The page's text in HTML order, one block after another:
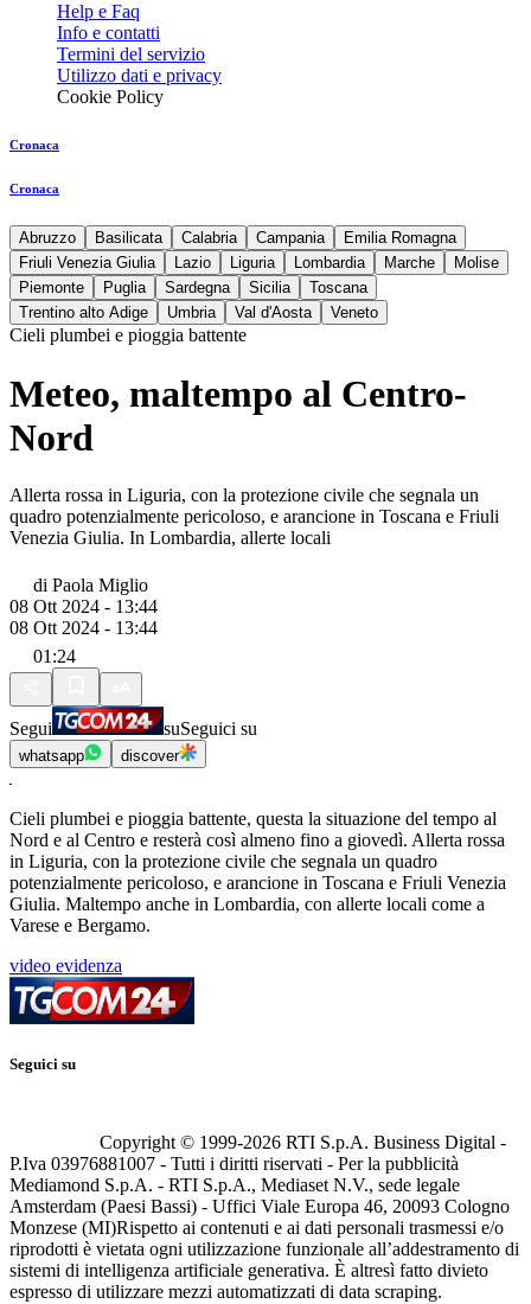
Help e Faq
Info e contatti
Termini del servizio
Utilizzo dati e privacy
Cookie Policy
Cronaca
Cronaca
Abruzzo Basilicata Calabria Campania
Emilia Romagna
Friuli Venezia Giulia
Lazio Liguria Lombardia Marche
Molise
Piemonte
Puglia Sardegna Sicilia
Toscana
Trentino alto Adige
Umbria Val d'Aosta Veneto
Cieli plumbei e pioggia battente
Meteo, maltempo al Centro-
Nord
Allerta rossa in Liguria, con la protezione civile che segnala un
quadro potenzialmente pericoloso, e arancione in Toscana e Friuli
Venezia Giulia. In Lombardia, allerte locali
di Paola Miglio
08 Ott 2024 - 13:44
08 Ott 2024 - 13:44
01:24
Segui suSeguici su
whatsapp discover
Cieli plumbei e pioggia battente, questa la situazione del tempo al
Nord e al Centro e resterà così almeno fino a giovedì. Allerta rossa
in Liguria, con la protezione civile che segnala un quadro
potenzialmente pericoloso, e arancione in Toscana e Friuli Venezia
Giulia. Maltempo anche in Lombardia, con allerte locali come a
Varese e Bergamo.
video evidenza
Seguici su
Copyright © 1999-2026 RTI S.p.A. Business Digital -
P.Iva 03976881007 - Tutti i diritti riservati - Per la pubblicità
Mediamond S.p.A. - RTI S.p.A., Mediaset N.V., sede legale
Amsterdam (Paesi Bassi) - Uffici Viale Europa 46, 20093 Cologno
Monzese (MI)Rispetto ai contenuti e ai dati personali trasmessi e/o
riprodotti è vietata ogni utilizzazione funzionale all’addestramento di
sistemi di intelligenza artificiale generativa. È altresì fatto divieto
espresso di utilizzare mezzi automatizzati di data scraping.